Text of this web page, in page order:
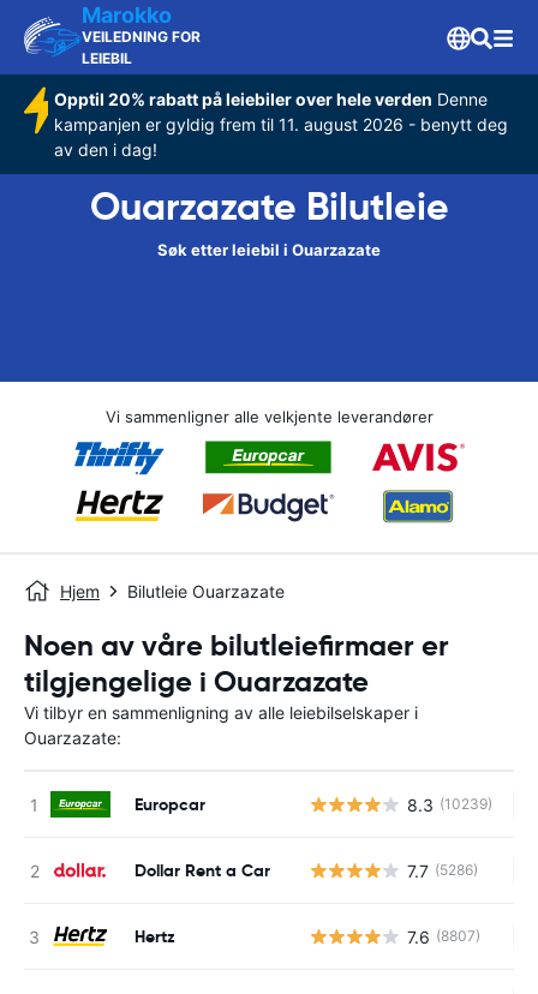
Marokko
VEILEDNING FOR
LEIEBIL
Opptil 20% rabatt på leiebiler over hele verden Denne
kampanjen er gyldig frem til 11. august 2026 - benytt deg
av den i dag!
Ouarzazate Bilutleie
Søk etter leiebil i Ouarzazate
Vi sammenligner alle velkjente leverandører
Hjem Bilutleie Ouarzazate
Noen av våre bilutleiefirmaer er
tilgjengelige i Ouarzazate
Vi tilbyr en sammenligning av alle leiebilselskaper i
Ouarzazate:
Europcar 8.3 (10239)
Dollar Rent a Car 7.7 (5286)
Hertz 7.6 (8807)